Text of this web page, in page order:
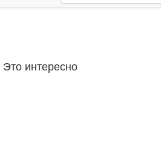
Это интересно